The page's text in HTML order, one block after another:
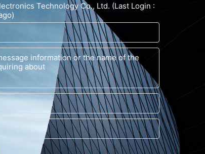
Technology Co., Ltd. (Last Login :